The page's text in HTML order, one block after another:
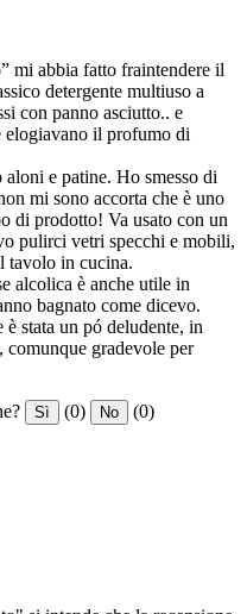
mi abbia fatto fraintendere il
detergente multiuso a
con panno asciutto.. e
elogiavano il profumo di
e patine. Ho smesso di
mi sono accorta che è uno
di prodotto! Va usato con un
pulirci vetri specchi e mobili,
tavolo in cucina.
alcolica è anche utile in
bagnato come dicevo.
stata un pó deludente, in
comunque gradevole per
Sì (0) No (0)